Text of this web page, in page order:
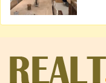
Престижний
туристичною
Перспективна
мальовничими